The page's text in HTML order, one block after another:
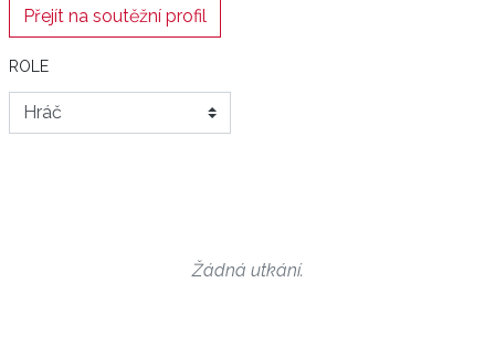
Přejít na soutěžní profil
ROLE
Žádná utkání.